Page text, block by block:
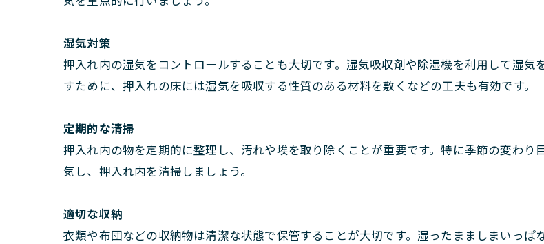
湿気対策
押入れ内の湿気をコントロールすることも大切です。湿気吸収剤や除湿機を利用して湿
すために、押入れの床には湿気を吸収する性質のある材料を敷くなどの工夫も有効です。
定期的な清掃
押入れ内の物を定期的に整理し、汚れや埃を取り除くことが重要です。特に季節の変わ
気し、押入れ内を清掃しましょう。
適切な収納
衣類や布団などの収納物は清潔な状態で保管することが大切です。湿ったまましまいっ